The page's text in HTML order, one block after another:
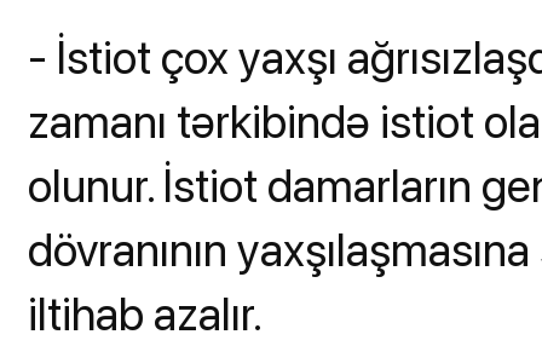
- İstiot çox yaxşı
zamanı tərkibində istiot
olunur. İstiot damarların
dövranının
iltihab azalır.